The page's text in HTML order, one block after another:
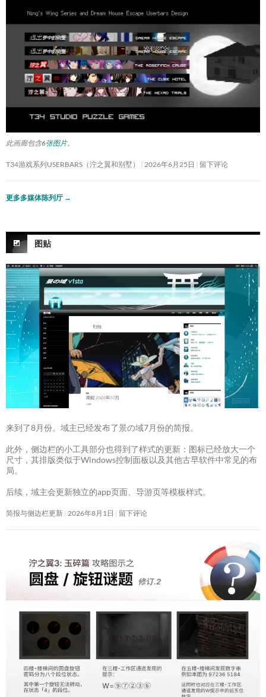
此画廊包含6张图片。
T34游戏系列USERBARS（泞之翼和别墅） 2026年6月25日 留下评论
更多多媒体陈列厅 →
图贴
来到了8月份。域主已经发布了景の域7月份的简报。
此外，侧边栏的小工具部分也得到了样式的更新：图标已经放大一个
尺寸，其排版类似于Windows控制面板以及其他古早软件中常见的布
局。
后续，域主会更新独立的app页面、导游页等模板样式。
简报与侧边栏更新 2026年8月1日 留下评论